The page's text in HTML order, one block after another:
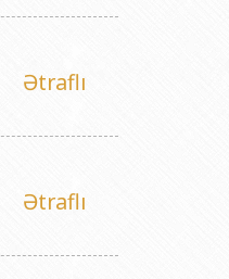
Ətraflı
Ətraflı